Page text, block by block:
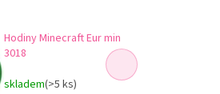
Hodiny Minecraft Eur min
3018
skladem(>5 ks)